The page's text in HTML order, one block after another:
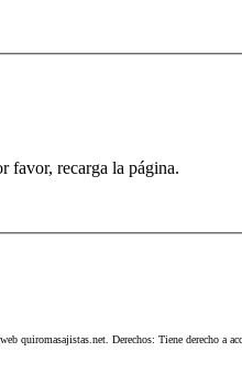
favor, recarga la página.
quiromasajistas.net. Derechos: Tiene derecho